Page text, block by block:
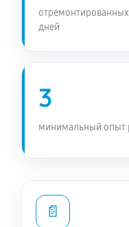
дней
3
минимальный опыт
📄